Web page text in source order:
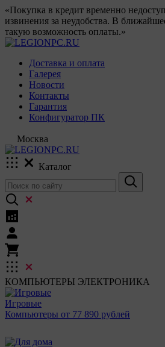
«Покупка в кредит временно
извинения за неудобства. В
такую возможность оплаты.»
Доставка и оплата
Галерея
Новости
Контакты
Гарантия
Конфигуратор ПК
Москва
Каталог
КОМПЬЮТЕРЫ ЭЛЕКТРОНИКА
Игровые
Компьютеры от 77 890 рублей